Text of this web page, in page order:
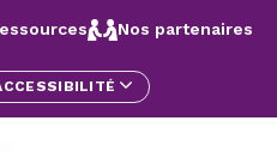
Nos partenaires